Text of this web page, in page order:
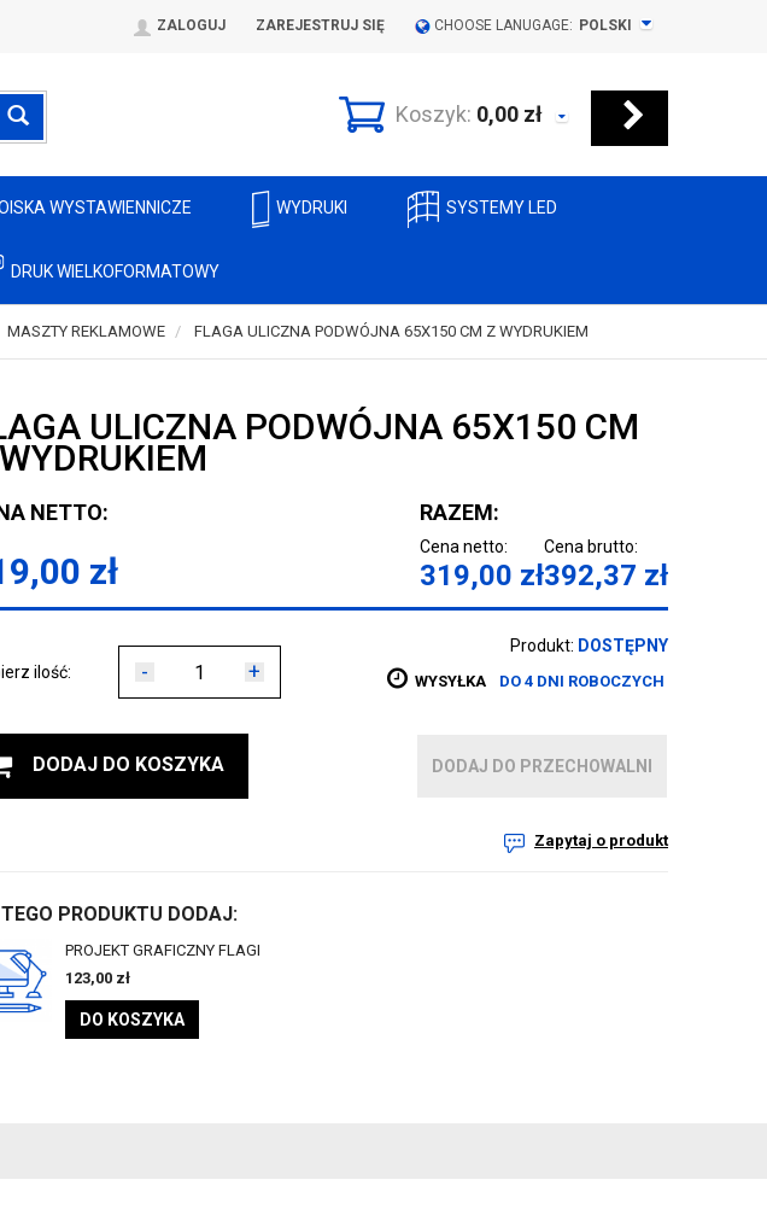
ZALOGUJ ZAREJESTRUJ SIĘ CHOOSE LANUGAGE: POLSKI
Koszyk: 0,00 zł
WYSTAWIENNICZE WYDRUKI SYSTEMY LED
DRUK WIELKOFORMATOWY
MASZTY REKLAMOWE FLAGA ULICZNA PODWÓJNA 65X150 CM Z WYDRUKIEM
ULICZNA PODWÓJNA 65X150 CM
NETTO:
zł
RAZEM:
Cena netto:
319,00 zł
Cena brutto:
392,37 zł
ilość: - +
Produkt: DOSTĘPNY
WYSYŁKA DO 4 DNI ROBOCZYCH
DODAJ DO KOSZYKA DODAJ DO PRZECHOWALNI
Zapytaj o produkt
PRODUKTU DODAJ:
PROJEKT GRAFICZNY FLAGI
123,00 zł
DO KOSZYKA